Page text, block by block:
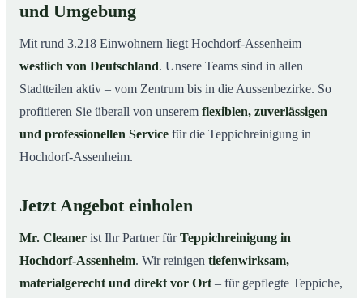
und Umgebung
Mit rund 3.218 Einwohnern liegt Hochdorf-Assenheim
westlich von Deutschland. Unsere Teams sind in allen
Stadtteilen aktiv – vom Zentrum bis in die Aussenbezirke. So
profitieren Sie überall von unserem flexiblen, zuverlässigen
und professionellen Service für die Teppichreinigung in
Hochdorf-Assenheim.
Jetzt Angebot einholen
Mr. Cleaner ist Ihr Partner fürTeppichreinigung in
Hochdorf-Assenheim. Wir reinigen tiefenwirksam,
materialgerecht und direkt vor Ort– für gepflegte Teppiche,